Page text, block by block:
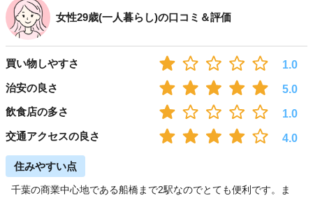
女性29歳(一人暮らし)の口コミ＆評価
買い物しやすさ
1.0
治安の良さ
5.0
飲食店の多さ
1.0
交通アクセスの良さ
4.0
住みやすい点
千葉の商業中心地である船橋まで2駅なのでとても便利です。ま